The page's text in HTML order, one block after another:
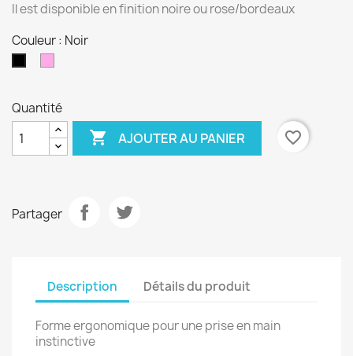
Il est disponible en finition noire ou rose/bordeaux
Couleur : Noir
Quantité
 AJOUTER AU PANIER favorite_border
Partager
Description Détails du produit
Forme ergonomique pour une prise en main
instinctive